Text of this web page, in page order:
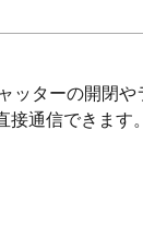
ターの開閉
通信できます